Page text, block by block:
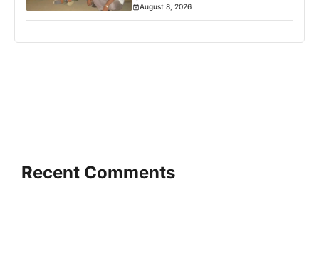
August 8, 2026
Recent Comments